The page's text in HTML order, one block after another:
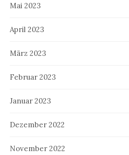
Mai 2023
April 2023
März 2023
Februar 2023
Januar 2023
Dezember 2022
November 2022